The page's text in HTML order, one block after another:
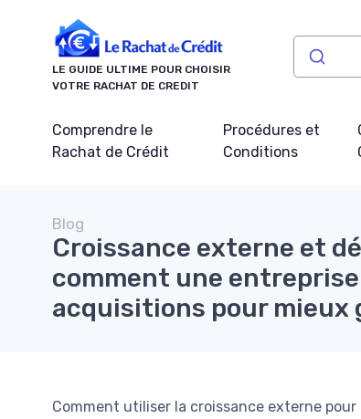
LE GUIDE ULTIME POUR CHOISIR
VOTRE RACHAT DE CREDIT
Comprendre le
Rachat de Crédit
Procédures et
Conditions
Blog
Croissance externe et
comment une
acquisitions pour mieux
Comment utiliser la croissance externe